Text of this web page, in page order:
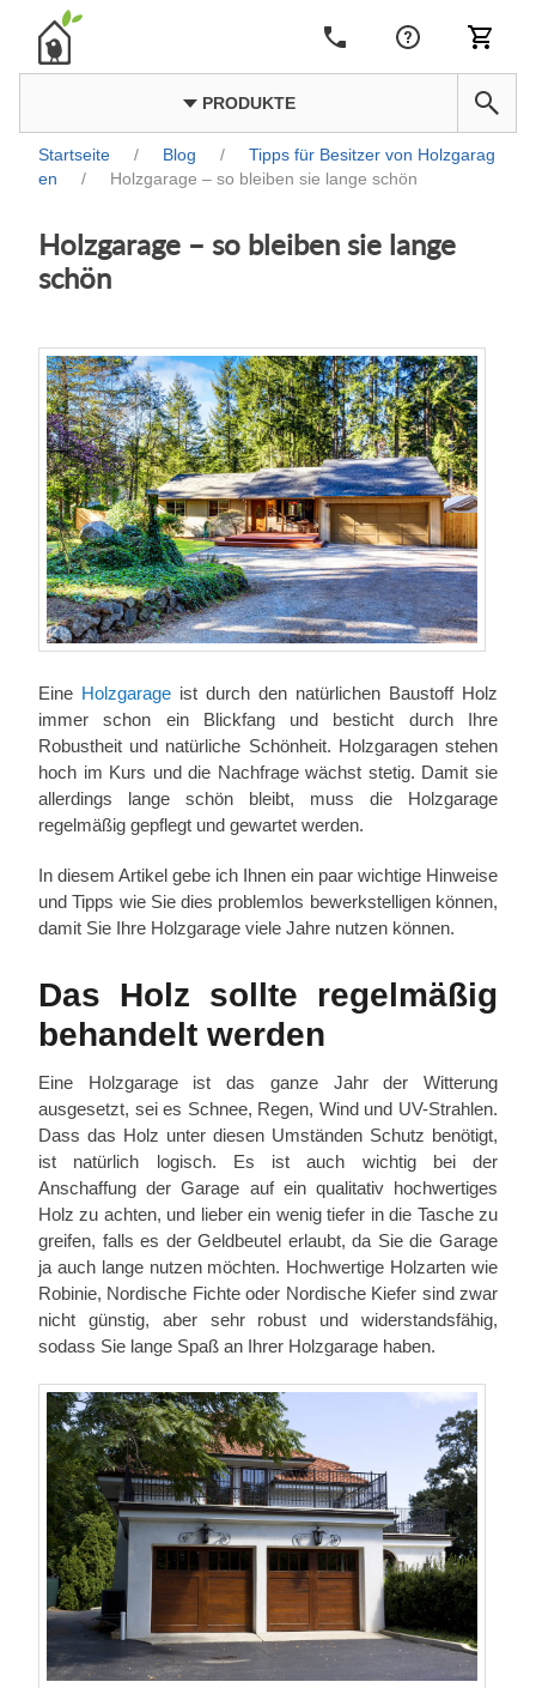
PRODUKTE
Startseite / Blog /
Tipps für Besitzer von Holzgarag
en
/ Holzgarage – so bleiben sie lange schön
Holzgarage – so bleiben sie lange
schön
Eine Holzgarage ist durch den natürlichen Baustoff Holz
immer schon ein Blickfang und besticht durch Ihre
Robustheit und natürliche Schönheit. Holzgaragen stehen
hoch im Kurs und die Nachfrage wächst stetig. Damit sie
allerdings lange schön bleibt, muss die Holzgarage
regelmäßig gepflegt und gewartet werden.
In diesem Artikel gebe ich Ihnen ein paar wichtige Hinweise
und Tipps wie Sie dies problemlos bewerkstelligen können,
damit Sie Ihre Holzgarage viele Jahre nutzen können.
Das Holz sollte regelmäßig
behandelt werden
Eine Holzgarage ist das ganze Jahr der Witterung
ausgesetzt, sei es Schnee, Regen, Wind und UV-Strahlen.
Dass das Holz unter diesen Umständen Schutz benötigt,
ist natürlich logisch. Es ist auch wichtig bei der
Anschaffung der Garage auf ein qualitativ hochwertiges
Holz zu achten, und lieber ein wenig tiefer in die Tasche zu
greifen, falls es der Geldbeutel erlaubt, da Sie die Garage
ja auch lange nutzen möchten. Hochwertige Holzarten wie
Robinie, Nordische Fichte oder Nordische Kiefer sind zwar
nicht günstig, aber sehr robust und widerstandsfähig,
sodass Sie lange Spaß an Ihrer Holzgarage haben.